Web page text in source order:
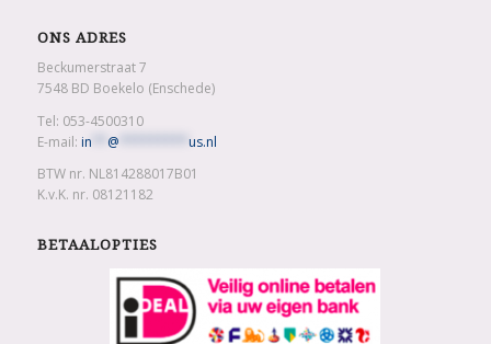
ONS ADRES
Beckumerstraat 7
7548 BD Boekelo (Enschede)
Tel: 053-4500310
E-mail: in @
us.nl
BTW nr. NL814288017B01
K.v.K. nr. 08121182
BETAALOPTIES